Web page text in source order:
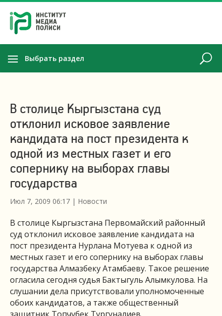
Выбрать раздел
В столице Кыргызстана суд
отклонил исковое заявление
кандидата на пост президента к
одной из местных газет и его
сопернику на выборах главы
государства
Июл 7, 2009 06:17 | Новости
В столице Кыргызстана Первомайский районный
суд отклонил исковое заявление кандидата на
пост президента Нурлана Мотуева к одной из
местных газет и его сопернику на выборах главы
государства Алмазбеку Атамбаеву. Такое решение
огласила сегодня судья Бактыгуль Алымкулова. На
слушании дела присутствовали уполномоченные
обоих кандидатов, а также общественный